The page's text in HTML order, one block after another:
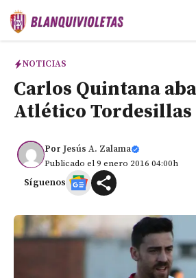
Saltar
NOTICIAS
Carlos Quintana
Atlético Tordesillas
Por Jesús A. Zalama
Publicado el 9 enero 2016 04:00h
Síguenos